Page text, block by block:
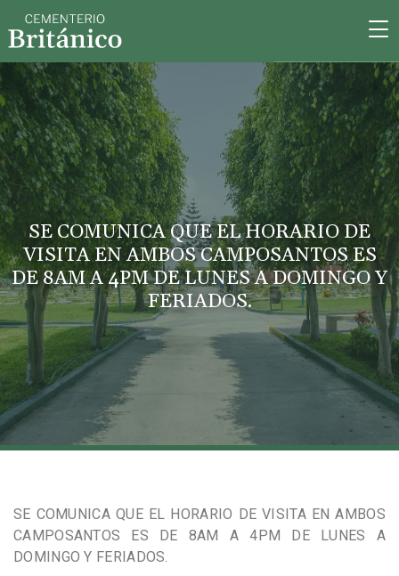
SE COMUNICA QUE EL HORARIO DE
VISITA EN AMBOS CAMPOSANTOS ES
DE 8AM A 4PM DE LUNES A DOMINGO Y
FERIADOS.
SE COMUNICA QUE EL HORARIO DE VISITA EN AMBOS
CAMPOSANTOS ES DE 8AM A 4PM DE LUNES A
DOMINGO Y FERIADOS.